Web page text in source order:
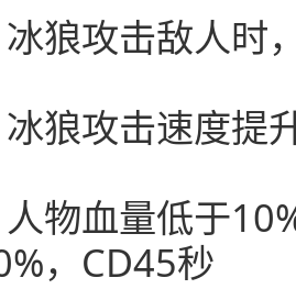
冰狼攻击敌人时
冰狼攻击速度提
人物血量低于
，CD45秒